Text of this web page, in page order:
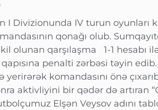
I Divizionunda IV turun oyunları
qonağı olub.
olunan qarşılaşma 1-1 hesabı
penalti zərbəsi təyin
komandasını önə
aktivliyini bir qədər də artıran
Elşən Veysov adını